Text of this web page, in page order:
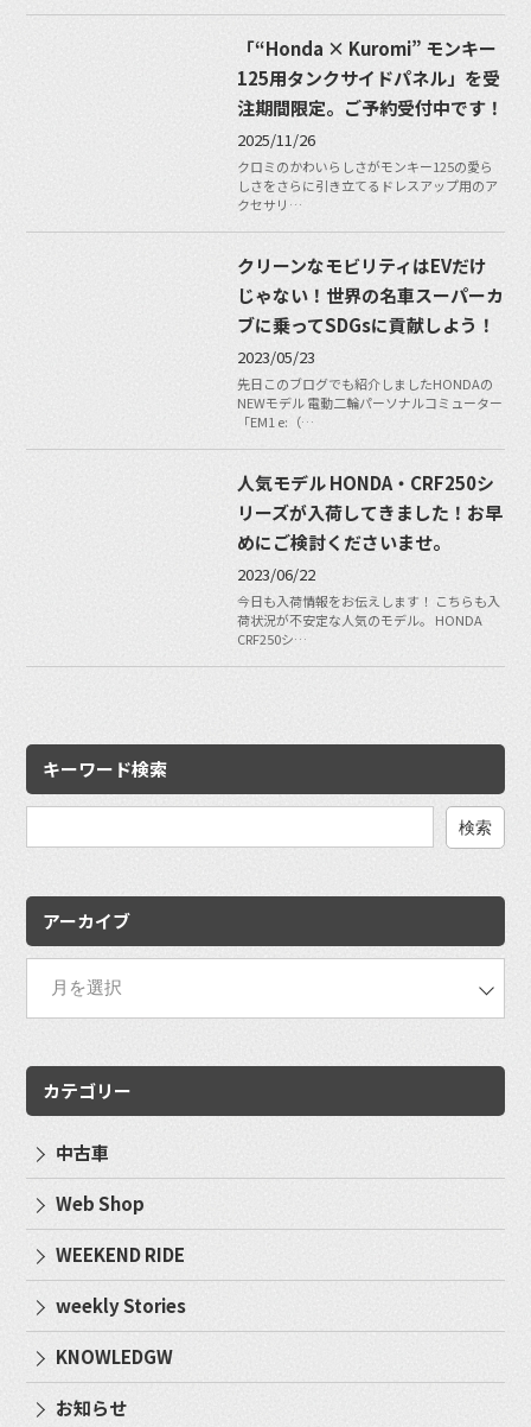
「“Honda × Kuromi” モンキー
125用タンクサイドパネル」を受
注期間限定。ご予約受付中です！
2025/11/26
クロミのかわいらしさがモンキー125の愛ら
しさをさらに引き立てるドレスアップ用のア
クセサリ…
クリーンなモビリティはEVだけ
じゃない！世界の名車スーパーカ
ブに乗ってSDGsに貢献しよう！
2023/05/23
先日このブログでも紹介しましたHONDAの
NEWモデル 電動二輪パーソナルコミューター
「EM1 e:（…
人気モデル HONDA・CRF250シ
リーズが入荷してきました！お早
めにご検討くださいませ。
2023/06/22
今日も入荷情報をお伝えします！ こちらも入
荷状況が不安定な人気のモデル。 HONDA
CRF250シ…
キーワード検索
アーカイブ
カテゴリー
中古車
Web Shop
WEEKEND RIDE
weekly Stories
KNOWLEDGW
お知らせ